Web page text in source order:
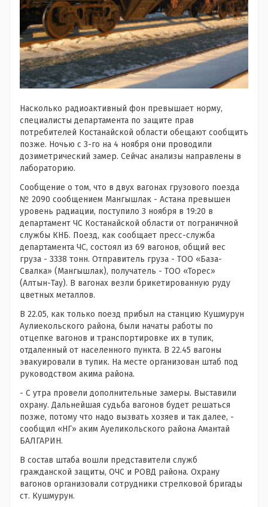
Насколько радиоактивный фон превышает норму,
специалисты департамента по защите прав
потребителей Костанайской области обещают сообщить
позже. Ночью с 3-го на 4 ноября они проводили
дозиметрический замер. Сейчас анализы направлены в
лабораторию.
Сообщение о том, что в двух вагонах грузового поезда
№ 2090 сообщением Мангышлак - Астана превышен
уровень радиации, поступило 3 ноября в 19:20 в
департамент ЧС Костанайской области от пограничной
службы КНБ. Поезд, как сообщает пресс-служба
департамента ЧС, состоял из 69 вагонов, общий вес
груза - 3338 тонн. Отправитель груза - ТОО «База-
Свалка» (Мангышлак), получатель - ТОО «Торес»
(Алтын-Тау). В вагонах везли брикетированную руду
цветных металлов.
В 22.05, как только поезд прибыл на станцию Кушмурун
Аулиекольского района, были начаты работы по
отцепке вагонов и транспортировке их в тупик,
отдаленный от населенного пункта. В 22.45 вагоны
эвакуировали в тупик. На месте организован штаб под
руководством акима района.
- С утра провели дополнительные замеры. Выставили
охрану. Дальнейшая судьба вагонов будет решаться
позже, потому что надо вызвать хозяев и так далее, -
сообщил «НГ» аким Ауеликольского района Амантай
БАЛГАРИН.
В состав штаба вошли представители служб
гражданской защиты, ОЧС и РОВД района. Охрану
вагонов организовали сотрудники стрелковой бригады
ст. Кушмурун.